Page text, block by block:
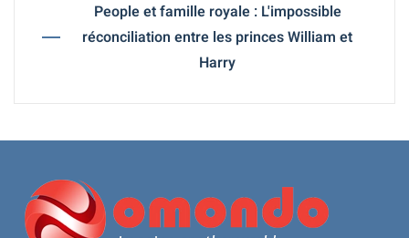
People et famille royale : L'impossible
réconciliation entre les princes William et
Harry